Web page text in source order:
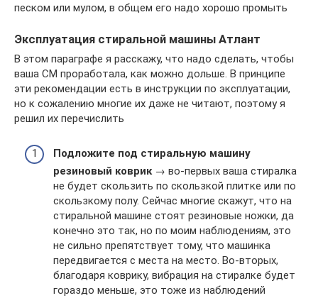
песком или мулом, в общем его надо хорошо промыть
Эксплуатация стиральной машины Атлант
В этом параграфе я расскажу, что надо сделать, чтобы
ваша СМ проработала, как можно дольше. В принципе
эти рекомендации есть в инструкции по эксплуатации,
но к сожалению многие их даже не читают, поэтому я
решил их перечислить
Подложите под стиральную машину
резиновый коврик → во-первых ваша стиралка
не будет скользить по скользкой плитке или по
скользкому полу. Сейчас многие скажут, что на
стиральной машине стоят резиновые ножки, да
конечно это так, но по моим наблюдениям, это
не сильно препятствует тому, что машинка
передвигается с места на место. Во-вторых,
благодаря коврику, вибрация на стиралке будет
гораздо меньше, это тоже из наблюдений